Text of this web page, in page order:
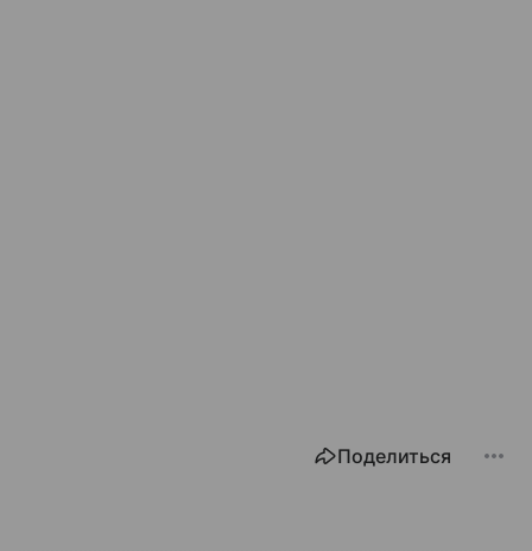
Поделиться